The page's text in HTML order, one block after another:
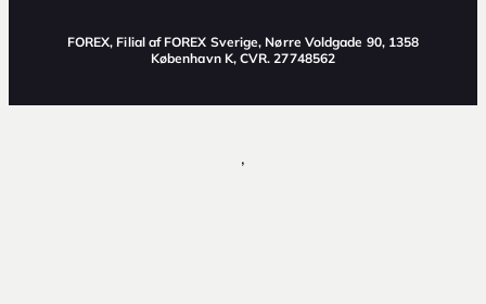
FOREX, Filial af FOREX Sverige, Nørre Voldgade 90, 1358
København K, CVR. 27748562
,